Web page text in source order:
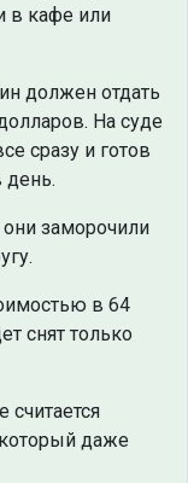
в кафе или
должен отдать
На суде
сразу и готов
день.
заморочили
в 64
снят только
даже